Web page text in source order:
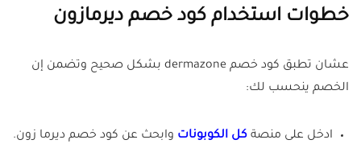
خطوات استخدام كود خصم ديرمازون
عشان تطبق كود خصم dermazone بشكل صحيح وتضمن إن
الخصم ينحسب لك:
ادخل على منصة كل الكوبونات وابحث عن كود خصم ديرما زون.